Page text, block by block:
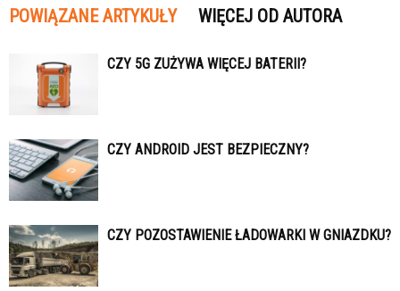
POWIĄZANE ARTYKUŁY WIĘCEJ OD AUTORA
CZY 5G ZUŻYWA WIĘCEJ BATERII?
CZY ANDROID JEST BEZPIECZNY?
CZY POZOSTAWIENIE ŁADOWARKI W GNIAZDKU?